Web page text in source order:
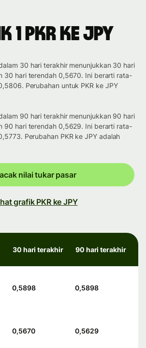
PKR ke JPY
30 hari terakhir menunjukkan 30 hari
30 hari terendah 0,5670. Ini berarti rata-
Perubahan untuk PKR ke JPY
90 hari terakhir menunjukkan 90 hari
90 hari terendah 0,5629. Ini berarti rata-
Perubahan PKR ke JPY adalah
nilai tukar pasar
grafik PKR ke JPY
30 hari terakhir 90 hari terakhir
0,5898 0,5898
0,5670 0,5629